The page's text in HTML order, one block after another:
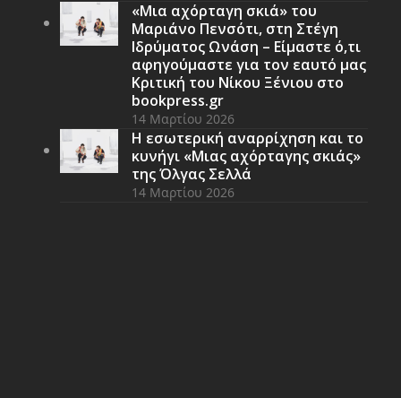
«Μια αχόρταγη σκιά» του
Μαριάνο Πενσότι, στη Στέγη
Ιδρύματος Ωνάση – Είμαστε ό,τι
αφηγούμαστε για τον εαυτό μας
Κριτική του Νίκου Ξένιου στο
bookpress.gr
14 Μαρτίου 2026
Η εσωτερική αναρρίχηση και το
κυνήγι «Μιας αχόρταγης σκιάς»
της Όλγας Σελλά
14 Μαρτίου 2026